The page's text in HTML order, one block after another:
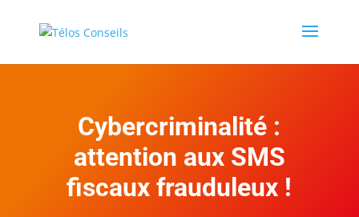
Cybercriminalité :
attention aux SMS
fiscaux frauduleux !